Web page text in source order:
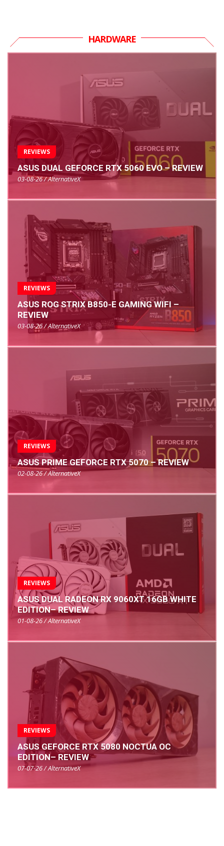
HARDWARE
REVIEWS
ASUS DUAL GEFORCE RTX 5060 EVO – REVIEW
03-08-26 / AlternativeX
REVIEWS
ASUS ROG STRIX B850-E GAMING WIFI –
REVIEW
03-08-26 / AlternativeX
REVIEWS
ASUS PRIME GEFORCE RTX 5070 – REVIEW
02-08-26 / AlternativeX
REVIEWS
ASUS DUAL RADEON RX 9060XT 16GB WHITE
EDITION– REVIEW
01-08-26 / AlternativeX
REVIEWS
ASUS GEFORCE RTX 5080 NOCTUA OC
EDITION– REVIEW
07-07-26 / AlternativeX